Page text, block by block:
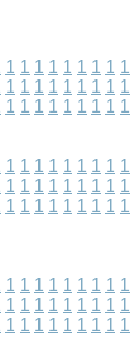
1 1 1 1 1 1 1 1 1
1 1 1 1 1 1 1 1 1
1 1 1 1 1 1 1 1 1
1 1 1 1 1 1 1 1 1
1 1 1 1 1 1 1 1 1
1 1 1 1 1 1 1 1 1
1 1 1 1 1 1 1 1 1
1 1 1 1 1 1 1 1 1
1 1 1 1 1 1 1 1 1